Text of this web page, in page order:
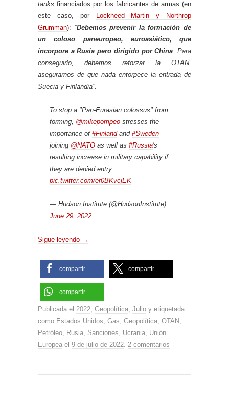
tanks financiados por los fabricantes de armas (en
este caso, por
Lockheed Martin y Northrop
Grumman): “Debemos prevenir la formación de
un coloso paneuropeo, euroasiático, que
incorpore a Rusia pero dirigido por China . Para
conseguirlo, debemos reforzar la OTAN,
asegurarnos de que nada entorpece la entrada de
Suecia y Finlandia”.
To stop a "Pan-Eurasian colossus" from
forming, @mikepompeo stresses the
importance of #Finlandand #Sweden
joining @NATO as well as #Russia's
resulting increase in military capability if
they are denied entry.
pic.twitter.com/er0BKvcjEK
— Hudson Institute (@HudsonInstitute)
June 29, 2022
Sigue leyendo →
compartir compartir
compartir
Publicada el 2022 Geopolítica Julio y etiquetada
como Estados Unidos Gas Geopolítica OTAN
Petróleo
Rusia Sanciones Ucrania Unión
Europea el 9 de julio de 2022 2 comentarios